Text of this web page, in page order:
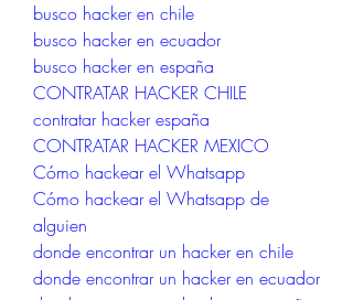
busco hacker en chile
busco hacker en ecuador
busco hacker en españa
CONTRATAR HACKER CHILE
contratar hacker españa
CONTRATAR HACKER MEXICO
Cómo hackear el Whatsapp
Cómo hackear el Whatsapp de
alguien
donde encontrar un hacker en chile
donde encontrar un hacker en ecuador